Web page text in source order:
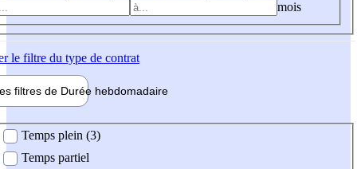
mois
le filtre du type de contrat
filtres de Durée hebdomadaire
Temps plein (3)
Temps partiel